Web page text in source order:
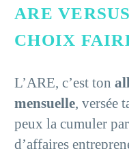
ARE
CHOIX
L’ARE, c’est ton
mensuelle, versée
peux la cumuler
d’affaires